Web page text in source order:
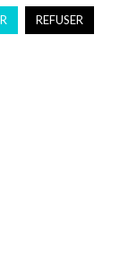
REFUSER